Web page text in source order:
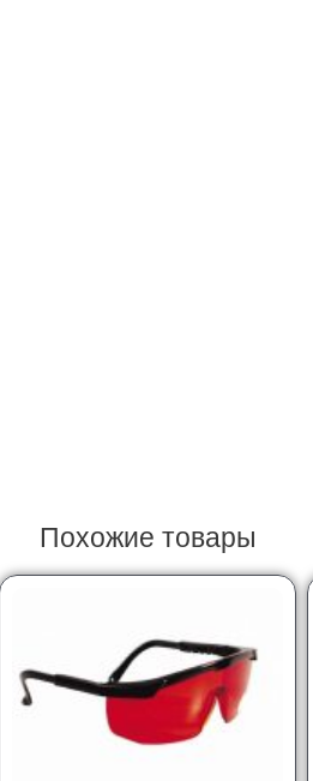
Похожие товары